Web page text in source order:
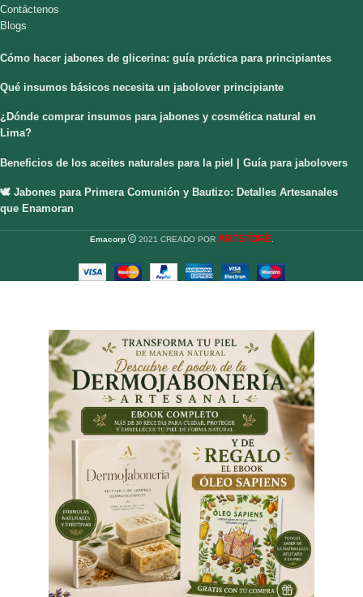
Contáctenos
Blogs
Cómo hacer jabones de glicerina: guía práctica para principiantes
Qué insumos básicos necesita un jabolover principiante
¿Dónde comprar insumos para jabones y cosmética natural en
Lima?
Beneficios de los aceites naturales para la piel | Guía para jabolovers
🕊️ Jabones para Primera Comunión y Bautizo: Detalles Artesanales
que Enamoran
Emacorp 2021 CREADO POR ARTSTORE.